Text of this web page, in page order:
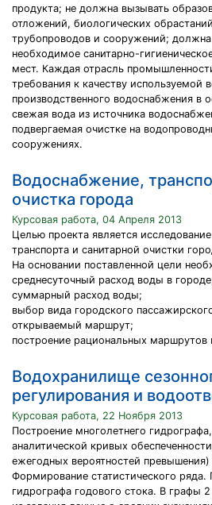
продукта; не должна вызывать
отложений, биологических
трубопроводов и сооружений; должна
необходимое санитарно-
мест. Каждая отрасль
требования к качеству используемой
производственного водоснабжения в
свежая вода из источника
подвергаемая очистке на
сооружениях.
Водоснабжение,
очистка города
Курсовая работа, 04 Апреля 2013
Целью проекта является
транспорта и санитарной очистки
На основании поставленной цели
среднесуточный расход воды в
суммарный расход воды;
выбор вида городского
открываемый маршрут;
построение рациональных маршрутов
Водохранилище
регулирования и
Курсовая работа, 22 Ноября 2013
Построение многолетнего
аналитической кривых
ежегодных вероятностей превышения)
Формирование статистического ряда.
гидрографа годового стока. В графы